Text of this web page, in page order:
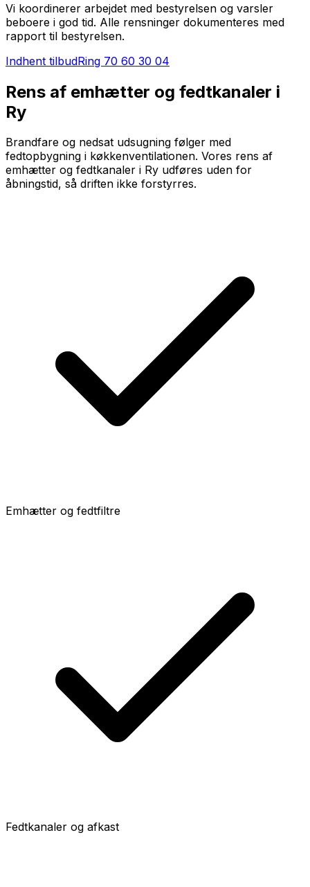
Vi koordinerer arbejdet med bestyrelsen og varsler
beboere i god tid. Alle rensninger dokumenteres med
rapport til bestyrelsen.
Indhent tilbudRing 70 60 30 04
Rens af emhætter og fedtkanaler i
Ry
Brandfare og nedsat udsugning følger med
fedtopbygning i køkkenventilationen. Vores rens af
emhætter og fedtkanaler i Ry udføres uden for
åbningstid, så driften ikke forstyrres.
Emhætter og fedtfiltre
Fedtkanaler og afkast